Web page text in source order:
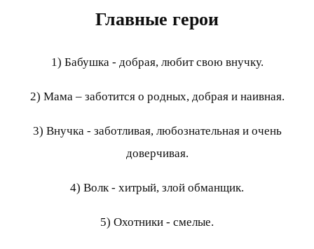
Главные герои
1) Бабушка - добрая, любит свою внучку.
2) Мама – заботится о родных, добрая и наивная.
3) Внучка - заботливая, любознательная и очень
доверчивая.
4) Волк - хитрый, злой обманщик.
5) Охотники - смелые.